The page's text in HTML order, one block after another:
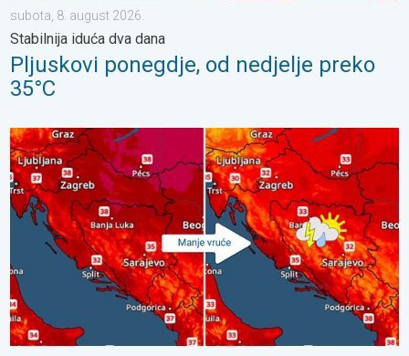
subota, 8. august 2026.
Stabilnija iduća dva dana
Pljuskovi ponegdje, od nedjelje preko
35°C
Bliži se osvježenje s pljuskovima. Četvrtak vrlo vruć. . .